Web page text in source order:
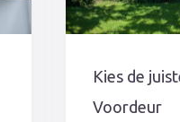
Kies de
Voordeur